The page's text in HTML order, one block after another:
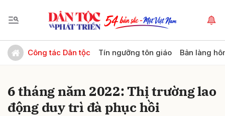
Công tác Dân tộc Tín ngưỡng tôn giáo Bản làng
6 tháng năm 2022: Thị trường lao
động duy trì đà phục hồi
Gửi bình luận